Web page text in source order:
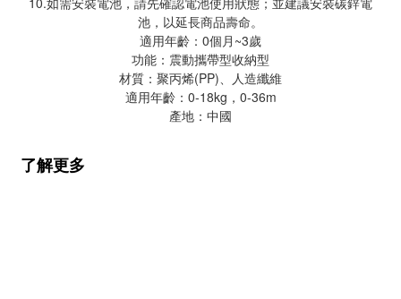
池，以延長商品壽命。
適用年齡：0個月~3歲
功能：震動攜帶型收納型
材質：聚丙烯(PP)、人造纖維
適用年齡：0-18kg，0-36m
產地：中國
了解更多